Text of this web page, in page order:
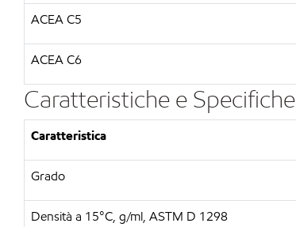
ACEA C5
ACEA C6
Caratteristiche e Specifiche
Caratteristica
Grado
Densità a 15°C, g/ml, ASTM D 1298